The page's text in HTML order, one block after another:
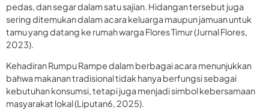
pedas, dan segar dalam satu sajian. Hidangan tersebut juga
sering ditemukan dalam acara keluarga maupun jamuan untuk
tamu yang datang ke rumah warga Flores Timur (Jurnal Flores,
2023).
Kehadiran Rumpu Rampe dalam berbagai acara menunjukkan
bahwa makanan tradisional tidak hanya berfungsi sebagai
kebutuhan konsumsi, tetapi juga menjadi simbol kebersamaan
masyarakat lokal (Liputan6, 2025).